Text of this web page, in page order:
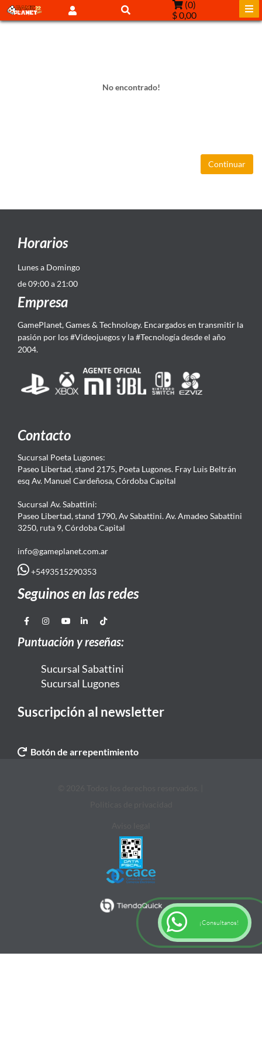
(0)
$ 0,00
No encontrado!
Continuar
Horarios
Lunes a Domingo
de 09:00 a 21:00
Empresa
GamePlanet, Games & Technology. Encargados en transmitir la
pasión por los #Videojuegos y la #Tecnología desde el año
2004.
Contacto
Sucursal Poeta Lugones:
Paseo Libertad, stand 2175, Poeta Lugones. Fray Luis Beltrán
esq Av. Manuel Cardeñosa, Córdoba Capital
Sucursal Av. Sabattini:
Paseo Libertad, stand 1790, Av Sabattini. Av. Amadeo Sabattini
3250, ruta 9, Córdoba Capital
info@gameplanet.com.ar
+5493515290353
Seguinos en las redes
Puntuación y reseñas:
Sucursal Sabattini
Sucursal Lugones
Suscripción al newsletter
Botón de arrepentimiento
¡Consultanos!